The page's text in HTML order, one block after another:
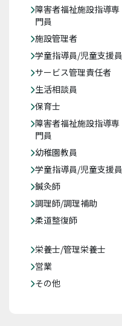
障害者福祉施設指導専
門員
施設管理者
学童指導員/児童支援員
サービス管理責任者
生活相談員
保育士
障害者福祉施設指導専
門員
幼稚園教員
学童指導員/児童支援員
鍼灸師
調理師/調理補助
柔道整復師
栄養士/管理栄養士
営業
その他